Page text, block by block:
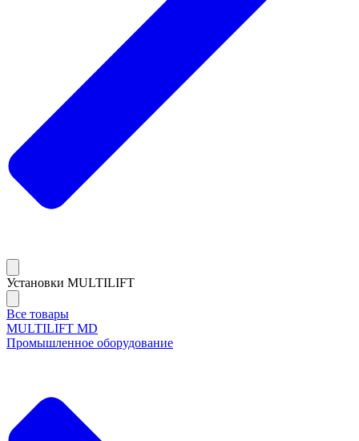
Установки MULTILIFT
Все товары
MULTILIFT MD
Промышленное оборудование